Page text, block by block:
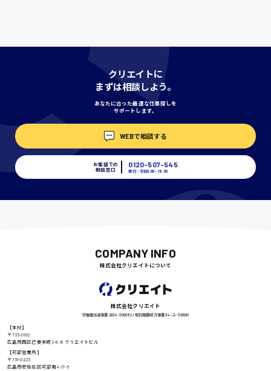
高知県
時給1400円〜
日給8000円〜
クリエイトに
まずは相談しよう。
あなたに合った最適な仕事探しを
サポートします。
WEBで相談する
お電話での
相談窓口
0120-507-545
受付：平日9:00 - 18:00
COMPANY INFO
株式会社クリエイトについて
株式会社クリエイト
労働者派遣事業 派34-300062 / 有料職業紹介事業 34-ユ-300091
【本社】
〒733-0812
広島市西区己斐本町2-6-18 クリエイトビル
【可部営業所】
〒731-0223
広島市安佐北区可部南4-17-5